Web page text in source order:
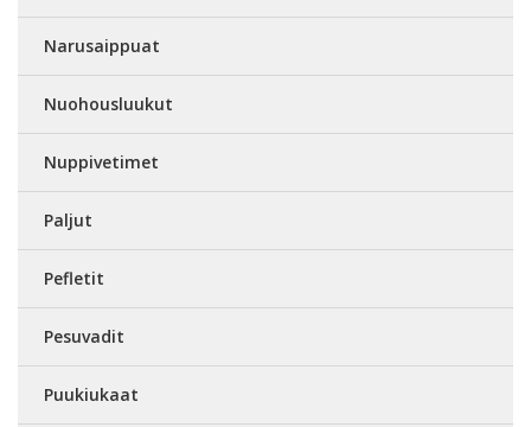
Narusaippuat
Nuohousluukut
Nuppivetimet
Paljut
Pefletit
Pesuvadit
Puukiukaat